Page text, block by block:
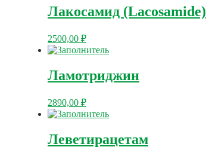
Лакосамид (Lacosamide)
2500,00 ₽
Ламотриджин
2890,00 ₽
Леветирацетам